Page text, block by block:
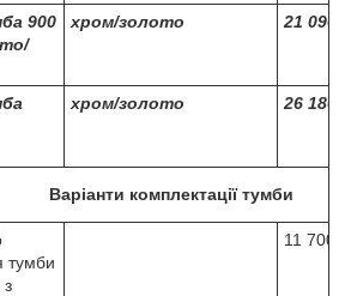
900
хром/золото 21 090
хром/золото 26 180
Варіанти комплектації тумби
тумби
11 700